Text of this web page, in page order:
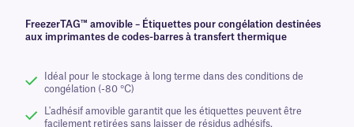
FreezerTAG™ amovible – Étiquettes pour congélation destinées
aux imprimantes de codes-barres à transfert thermique
Idéal pour le stockage à long terme dans des conditions de
congélation (-80 °C)
L'adhésif amovible garantit que les étiquettes peuvent être
facilement retirées sans laisser de résidus adhésifs.